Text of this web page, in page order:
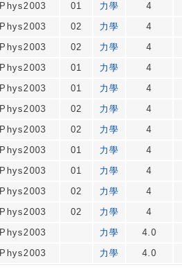
Phys2003 01 力學
4
Phys2003 02 力學
4
Phys2003 02 力學
4
Phys2003 01 力學
4
Phys2003 01 力學
4
Phys2003 02 力學
4
Phys2003 02 力學
4
Phys2003 01 力學
4
Phys2003 01 力學
4
Phys2003 02 力學
4
Phys2003 02 力學
4
Phys2003 力學
4.0
Phys2003 力學 4.0